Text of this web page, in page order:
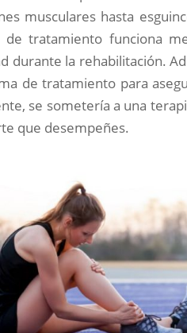
musculares hasta
tratamiento funciona
durante la rehabilitación.
de tratamiento para
se sometería a una
que desempeñes.